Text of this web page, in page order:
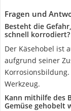
Fragen und
Besteht die
schnell korrodiert?
Der Käsehobel ist
aufgrund seiner
Werkzeug.
Kann mithilfe des
Gemüse gehobelt